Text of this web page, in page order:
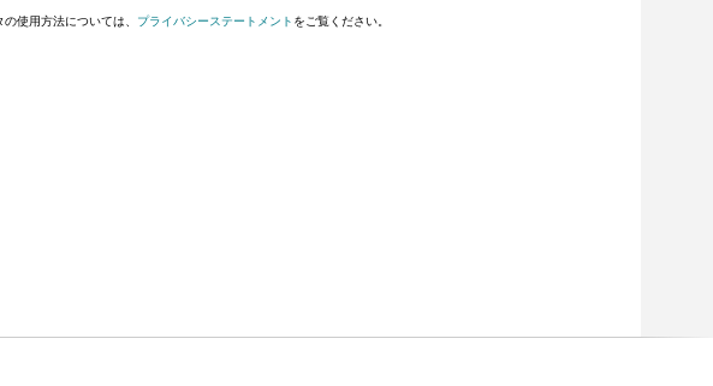
使用方法については、 プライバシーステートメント をご覧ください。